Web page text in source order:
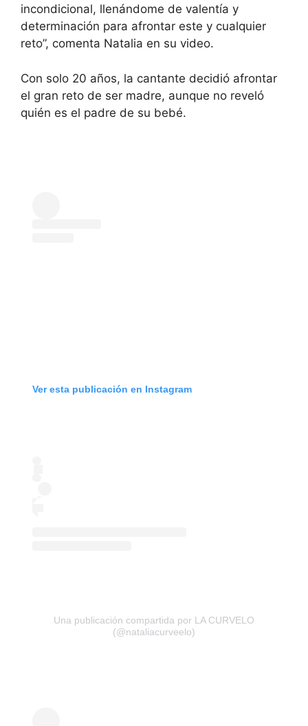
incondicional, llenándome de valentía y
determinación para afrontar este y cualquier
reto”, comenta Natalia en su video.
Con solo 20 años, la cantante decidió afrontar
el gran reto de ser madre, aunque no reveló
quién es el padre de su bebé.
Ver esta publicación en Instagram
Una publicación compartida por LA CURVELO
(@nataliacurveelo)